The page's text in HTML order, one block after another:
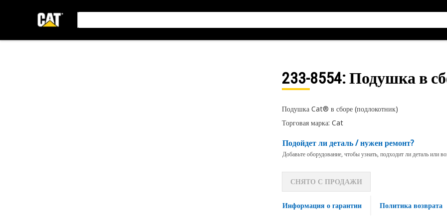
233-8554: Подушка в
Подушка Cat® в сборе (подлокотник)
Торговая марка: Cat
Подойдет ли деталь / нужен ремонт?
Добавьте оборудование, чтобы узнать, подходит ли деталь или
СНЯТО С ПРОДАЖИ
Информация о гарантии Политика возврата